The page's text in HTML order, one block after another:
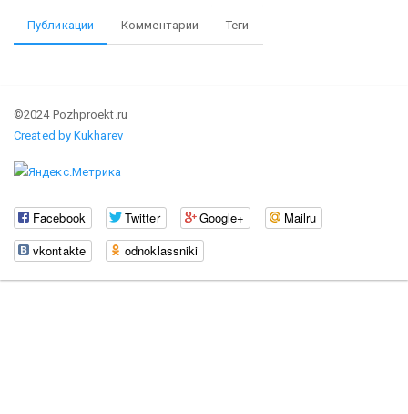
Публикации Комментарии Теги
©2024 Pozhproekt.ru
Created by Kukharev
Facebook Twitter Google+
Mailru
vkontakte
odnoklassniki